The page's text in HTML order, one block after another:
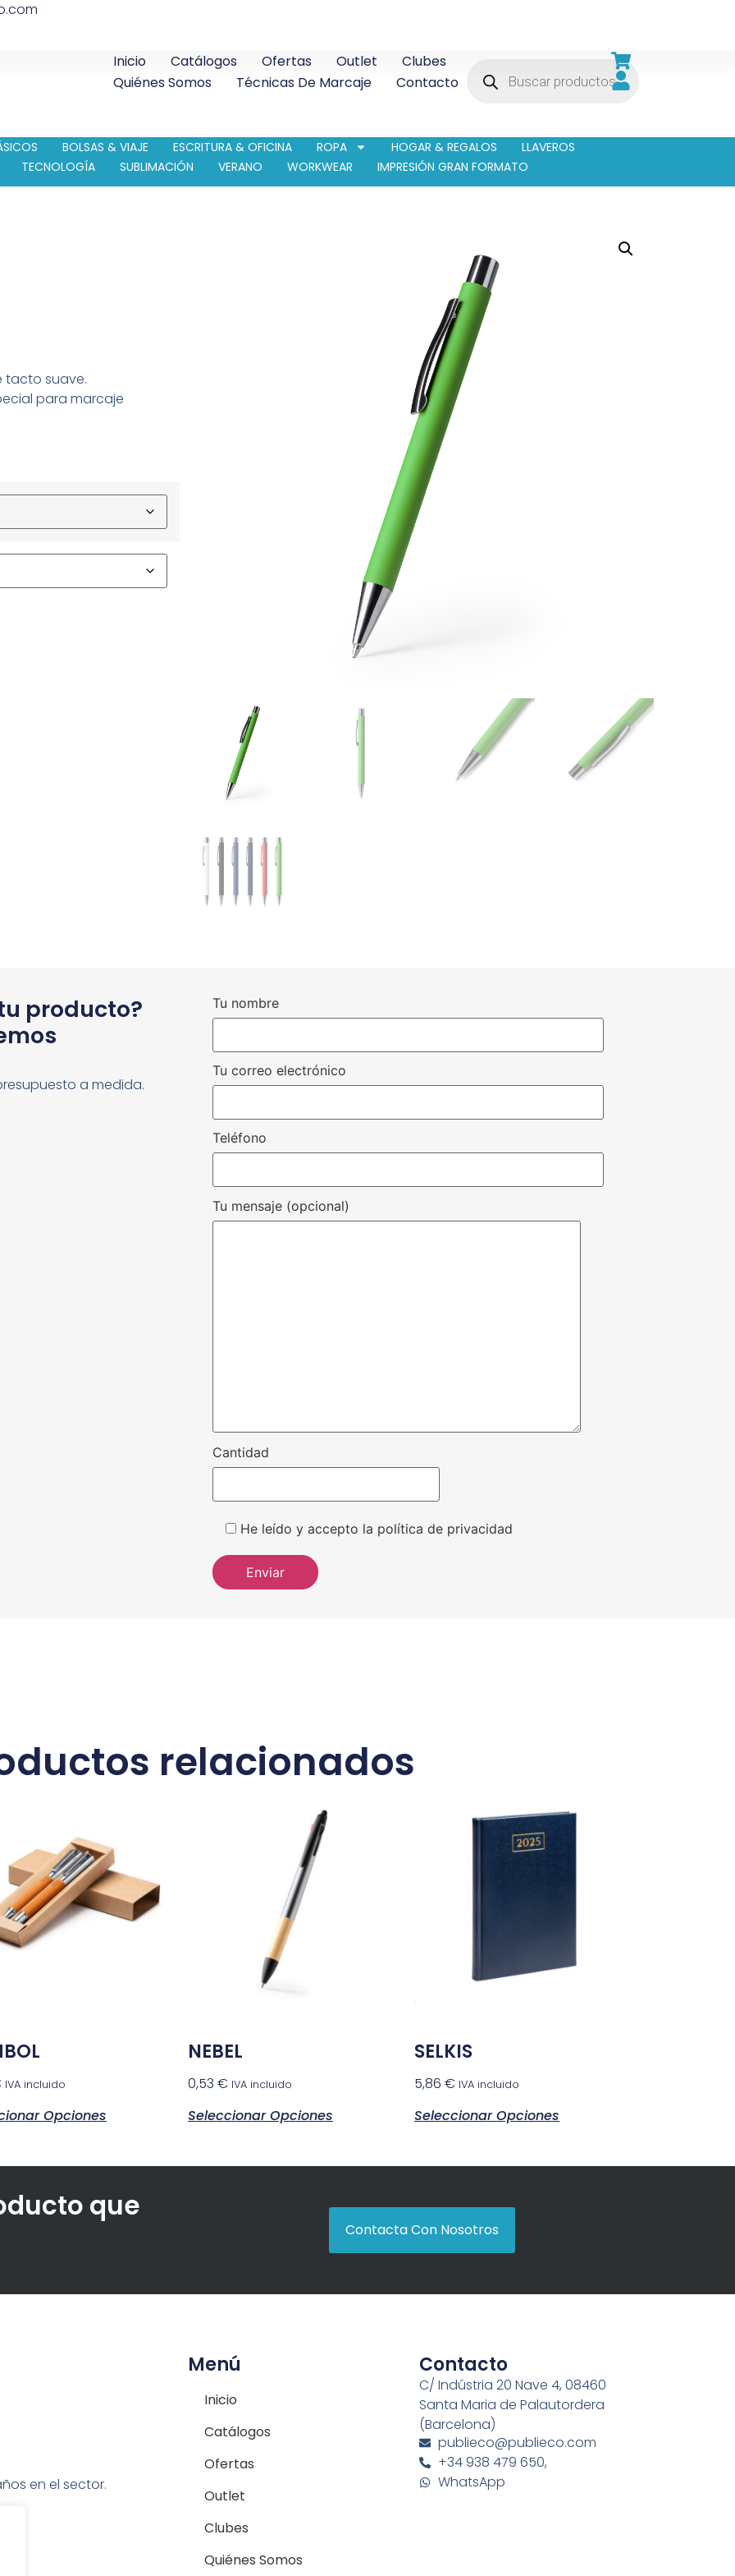
Inicio Catálogos Ofertas Outlet
Clubes
Quiénes Somos
Técnicas De Marcaje Contacto
BOLSAS & VIAJE ESCRITURA & OFICINA ROPA HOGAR & REGALOS
LLAVEROS
TECNOLOGÍA
SUBLIMACIÓN VERANO WORKWEAR IMPRESIÓN GRAN FORMATO
tacto suave.
para marcaje
producto?
a medida.
Tu nombre
Tu correo electrónico
Teléfono
Tu mensaje (opcional)
Cantidad
He leído y accepto la política de privacidad
relacionados
IVA incluido
Opciones
NEBEL
0,53 € IVA incluido
Seleccionar Opciones
SELKIS
5,86 € IVA incluido
Seleccionar Opciones
que
Contacta Con Nosotros
en el sector.
Menú
Inicio
Catálogos
Ofertas
Outlet
Clubes
Quiénes Somos
Contacto
C/ Indústria 20 Nave 4, 08460
Santa Maria de Palautordera
(Barcelona)
publieco@publieco.com
+34 938 479 650,
WhatsApp